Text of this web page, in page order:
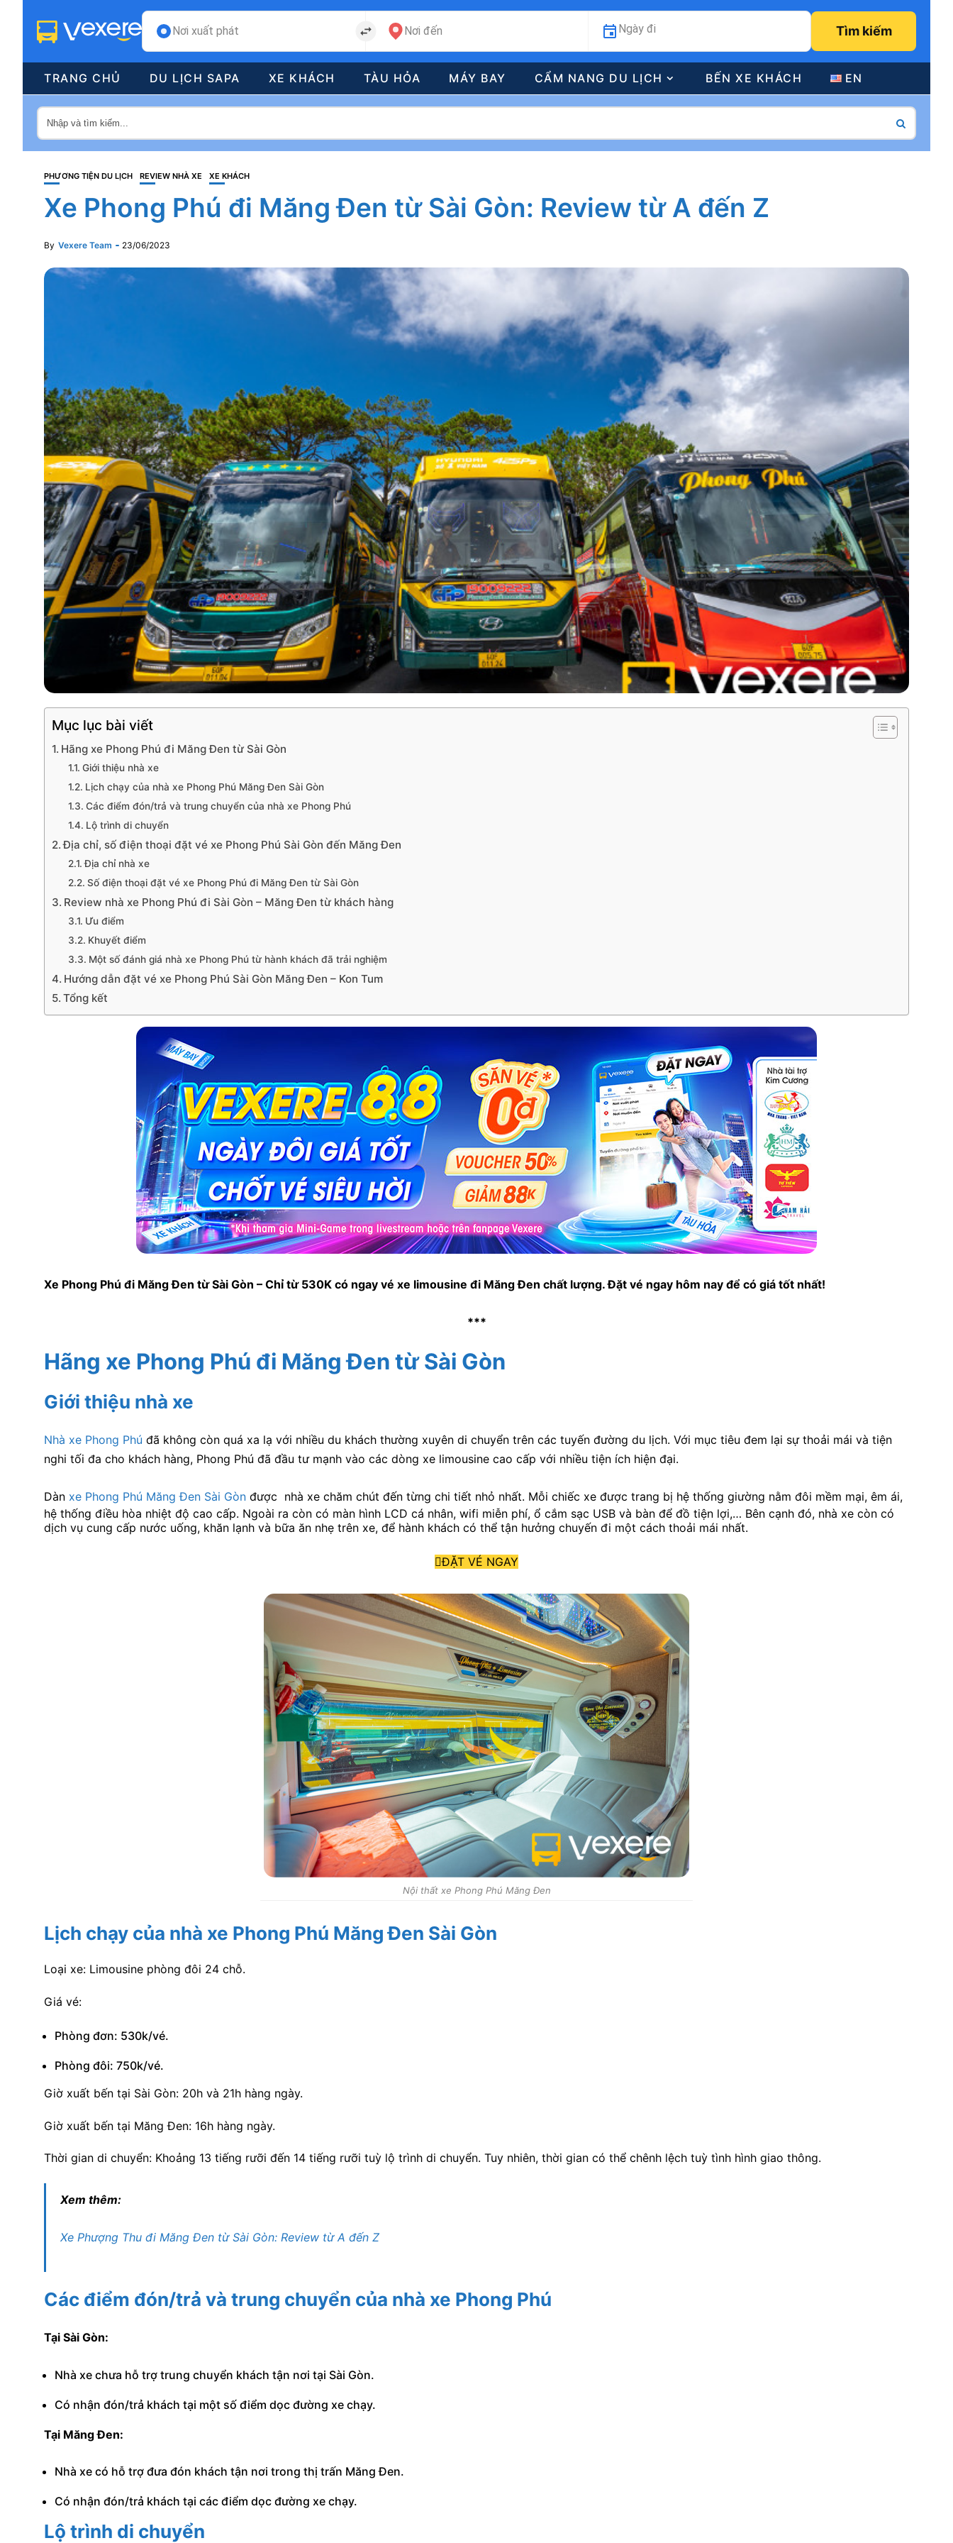
Nơi xuất phát Nơi đến Ngày đi Tìm kiếm
TRANG CHỦ DU LỊCH SAPA XE KHÁCH TÀU HỎA MÁY BAY CẨM NANG DU LỊCH BẾN XE KHÁCH EN
PHƯƠNG TIỆN DU LỊCH REVIEW NHÀ XE XE KHÁCH
Xe Phong Phú đi Măng Đen từ Sài Gòn: Review từ A đến Z
By Vexere Team 23/06/2023
Mục lục bài viết
Hãng xe Phong Phú đi Măng Đen từ Sài Gòn
Giới thiệu nhà xe
Lịch chạy của nhà xe Phong Phú Măng Đen Sài Gòn
Các điểm đón/trả và trung chuyển của nhà xe Phong Phú
Lộ trình di chuyển
Địa chỉ, số điện thoại đặt vé xe Phong Phú Sài Gòn đến Măng Đen
Địa chỉ nhà xe
Số điện thoại đặt vé xe Phong Phú đi Măng Đen từ Sài Gòn
Review nhà xe Phong Phú đi Sài Gòn – Măng Đen từ khách hàng
Ưu điểm
Khuyết điểm
Một số đánh giá nhà xe Phong Phú từ hành khách đã trải nghiệm
Hướng dẫn đặt vé xe Phong Phú Sài Gòn Măng Đen – Kon Tum
Tổng kết
Xe Phong Phú đi Măng Đen từ Sài Gòn – Chỉ từ 530K có ngay vé xe limousine đi Măng Đen chất lượng. Đặt vé ngay hôm nay để có giá tốt nhất!
***
Hãng xe Phong Phú đi Măng Đen từ Sài Gòn
Giới thiệu nhà xe
Nhà xe Phong Phú đã không còn quá xa lạ với nhiều du khách thường xuyên di chuyển trên các tuyến đường du lịch. Với mục tiêu đem lại sự thoải mái và tiện
nghi tối đa cho khách hàng, Phong Phú đã đầu tư mạnh vào các dòng xe limousine cao cấp với nhiều tiện ích hiện đại.
Dàn xe Phong Phú Măng Đen Sài Gòn được nhà xe chăm chút đến từng chi tiết nhỏ nhất. Mỗi chiếc xe được trang bị hệ thống giường nằm đôi mềm mại, êm ái,
hệ thống điều hòa nhiệt độ cao cấp. Ngoài ra còn có màn hình LCD cá nhân, wifi miễn phí, ổ cắm sạc USB và bàn để đồ tiện lợi,… Bên cạnh đó, nhà xe còn có
dịch vụ cung cấp nước uống, khăn lạnh và bữa ăn nhẹ trên xe, để hành khách có thể tận hưởng chuyến đi một cách thoải mái nhất.
ĐẶT VÉ NGAY
Nội thất xe Phong Phú Măng Đen
Lịch chạy của nhà xe Phong Phú Măng Đen Sài Gòn
Loại xe: Limousine phòng đôi 24 chỗ.
Giá vé:
Phòng đơn: 530k/vé.
Phòng đôi: 750k/vé.
Giờ xuất bến tại Sài Gòn: 20h và 21h hàng ngày.
Giờ xuất bến tại Măng Đen: 16h hàng ngày.
Thời gian di chuyển: Khoảng 13 tiếng rưỡi đến 14 tiếng rưỡi tuỳ lộ trình di chuyển. Tuy nhiên, thời gian có thể chênh lệch tuỳ tình hình giao thông.
Xem thêm:
Xe Phượng Thu đi Măng Đen từ Sài Gòn: Review từ A đến Z
Các điểm đón/trả và trung chuyển của nhà xe Phong Phú
Tại Sài Gòn:
Nhà xe chưa hỗ trợ trung chuyển khách tận nơi tại Sài Gòn.
Có nhận đón/trả khách tại một số điểm dọc đường xe chạy.
Tại Măng Đen:
Nhà xe có hỗ trợ đưa đón khách tận nơi trong thị trấn Măng Đen.
Có nhận đón/trả khách tại các điểm dọc đường xe chạy.
Lộ trình di chuyển